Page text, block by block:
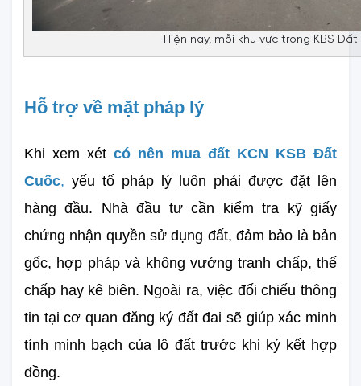
Hiện nay, mỗi khu vực trong KBS
Hỗ trợ về mặt pháp lý
Khi xem xét có nên mua đất KCN KSB Đất
Cuốc, yếu tố pháp lý luôn phải được đặt lên
hàng đầu. Nhà đầu tư cần kiểm tra kỹ giấy
chứng nhận quyền sử dụng đất, đảm bảo là bản
gốc, hợp pháp và không vướng tranh chấp, thế
chấp hay kê biên. Ngoài ra, việc đối chiếu thông
tin tại cơ quan đăng ký đất đai sẽ giúp xác minh
tính minh bạch của lô đất trước khi ký kết hợp
đồng.